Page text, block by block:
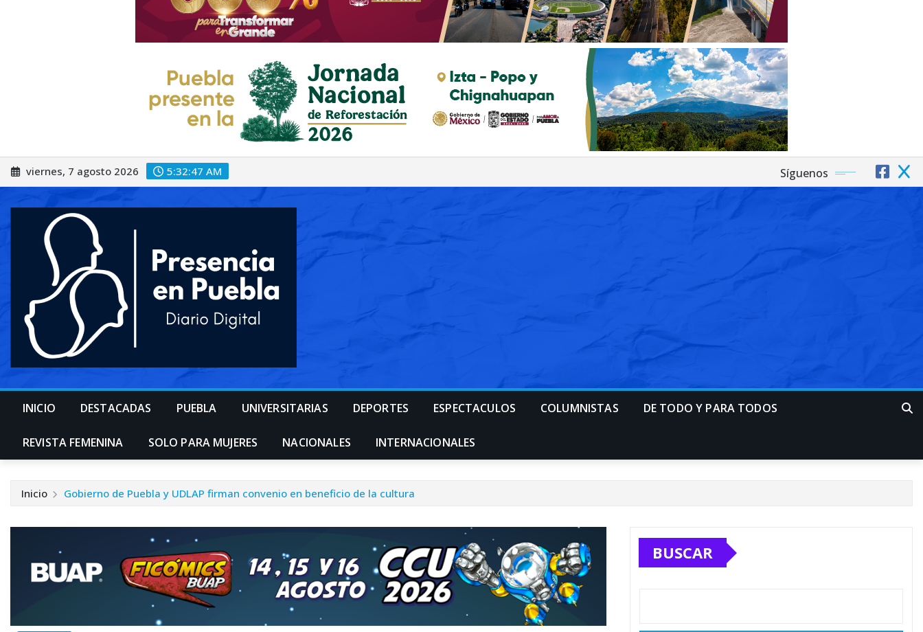
Saltar
al
viernes, 7 agosto 2026 5:32:49 AM Síguenos
INICIO DESTACADAS PUEBLA UNIVERSITARIAS DEPORTES ESPECTACULOS COLUMNISTAS DE TODO Y PARA TODOS
REVISTA FEMENINA SOLO PARA MUJERES NACIONALES INTERNACIONALES
Inicio Gobierno de Puebla y UDLAP firman convenio en beneficio de la cultura
BUSCAR